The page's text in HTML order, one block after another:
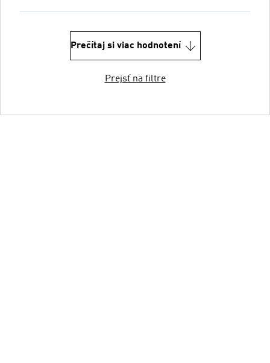
Prečítaj si viac hodnotení
Prejsť na filtre